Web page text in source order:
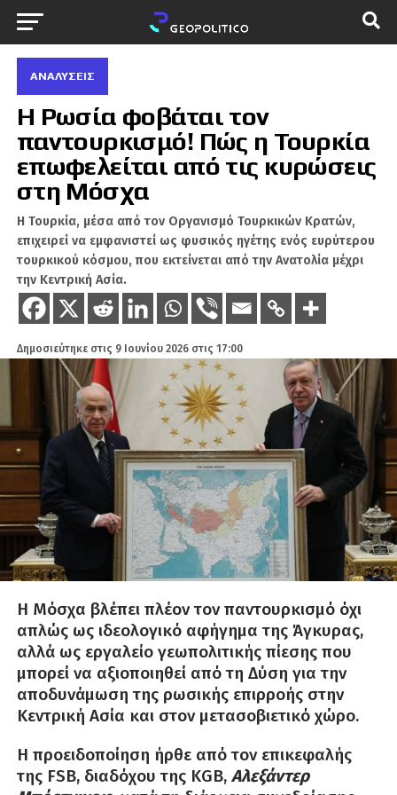
ΑΝΑΛΎΣΕΙΣ
Η Ρωσία φοβάται τον
παντουρκισμό! Πώς η Τουρκία
επωφελείται από τις κυρώσεις
στη Μόσχα
Η Τουρκία, μέσα από τον Οργανισμό Τουρκικών Κρατών,
επιχειρεί να εμφανιστεί ως φυσικός ηγέτης ενός ευρύτερου
τουρκικού κόσμου, που εκτείνεται από την Ανατολία μέχρι
την Κεντρική Ασία.
Δημοσιεύτηκε στις 9 Ιουνίου 2026 στις 17:00
Η Μόσχα βλέπει πλέον τον παντουρκισμό όχι
απλώς ως ιδεολογικό αφήγημα της Άγκυρας,
αλλά ως εργαλείο γεωπολιτικής πίεσης που
μπορεί να αξιοποιηθεί από τη Δύση για την
αποδυνάμωση της ρωσικής επιρροής στην
Κεντρική Ασία και στον μετασοβιετικό χώρο.
Η προειδοποίηση ήρθε από τον επικεφαλής
της FSB, διαδόχου της KGB, Αλεξάντερ